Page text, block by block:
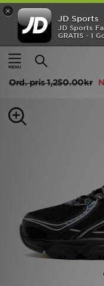
×
JD Sports
JD Sports
GRATIS - I
Hem
Barn
New Balance 740
Ord. pris1,250.00kr
Hem
Rea
Dam
Bästsäljare
Sport